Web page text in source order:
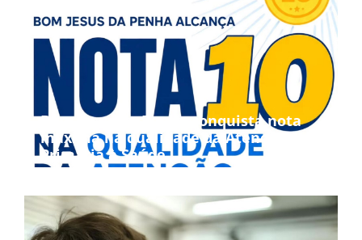
Bom Jesus da Penha conquista nota
máxima na qualidade da Atenção
Primária à Saúde